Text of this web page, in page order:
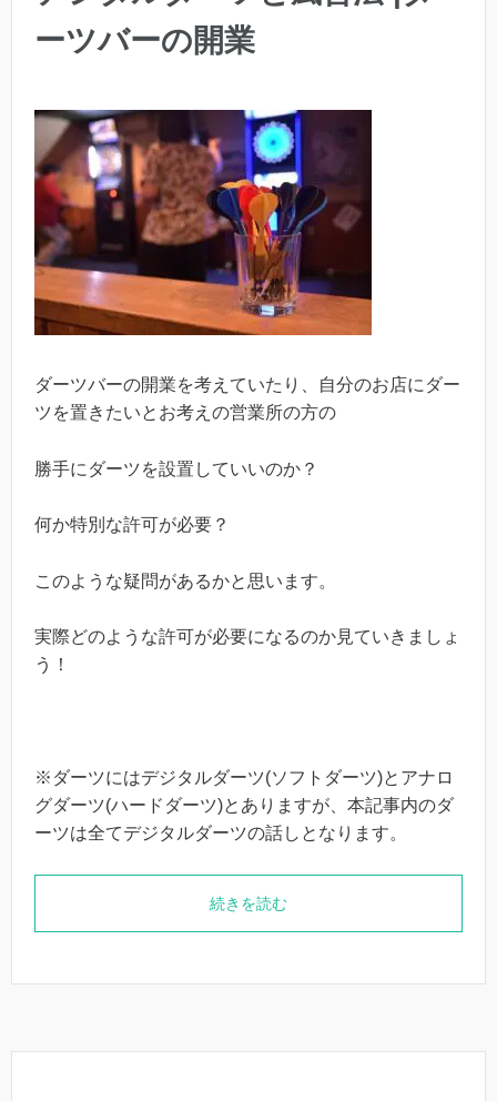
ーツバーの開業
ダーツバーの開業を考えていたり、自分のお店にダー
ツを置きたいとお考えの営業所の方の
勝手にダーツを設置していいのか？
何か特別な許可が必要？
このような疑問があるかと思います。
実際どのような許可が必要になるのか見ていきましょ
う！
※ダーツにはデジタルダーツ(ソフトダーツ)とアナロ
グダーツ(ハードダーツ)とありますが、本記事内のダ
ーツは全てデジタルダーツの話しとなります。
続きを読む